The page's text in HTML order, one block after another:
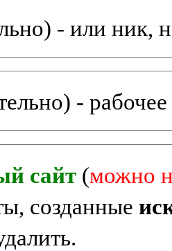
- или ник,
-
сайт (можно
созданные